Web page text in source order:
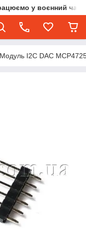
у воєнний
Модуль I2C DAC